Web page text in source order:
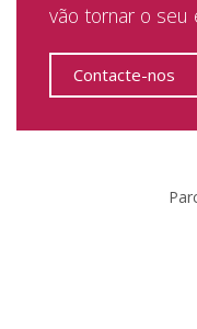
vão tornar o seu
Contacte-nos